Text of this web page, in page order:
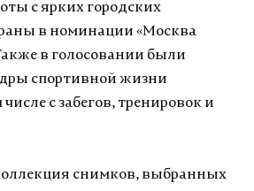
с ярких городских
в номинации «Москва
в голосовании были
спортивной жизни
с забегов, тренировок и
снимков, выбранных